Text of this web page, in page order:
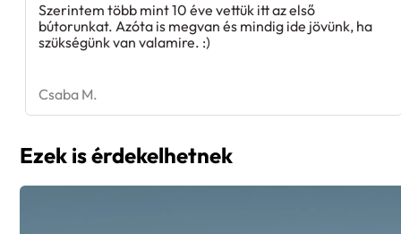
Szerintem több mint 10 éve vettük itt az első
bútorunkat. Azóta is megvan és mindig ide jövünk, ha
szükségünk van valamire. :)
Csaba M.
Ezek is érdekelhetnek